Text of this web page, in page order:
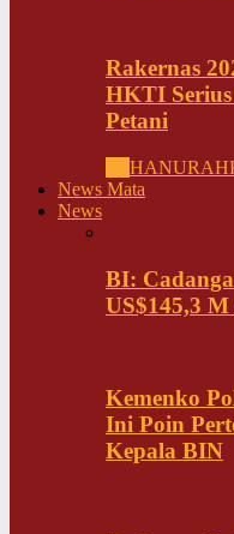
Rakernas
HKTI
Petani
HANURA
News Mata
News
BI:
US$145,3
Kemenko
Ini Poin
Kepala BIN